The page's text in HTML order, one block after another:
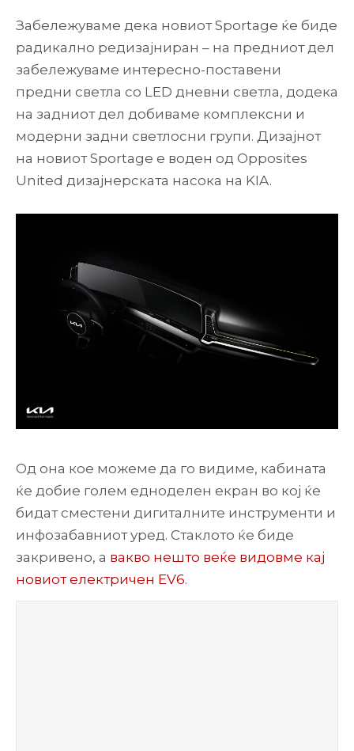
Забележуваме дека новиот Sportage ќе биде
радикално редизајниран – на предниот дел
забележуваме интересно-поставени
предни светла со LED дневни светла, додека
на задниот дел добиваме комплексни и
модерни задни светлосни групи. Дизајнот
на новиот Sportage е воден од Opposites
United дизајнерската насока на KIA.
Од она кое можеме да го видиме, кабината
ќе добие голем едноделен екран во кој ќе
бидат сместени дигиталните инструменти и
инфозабавниот уред. Стаклото ќе биде
закривено, а вакво нешто веќе видовме кај
новиот електричен EV6.